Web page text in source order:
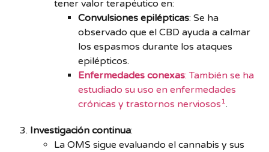
tener valor terapéutico en:
Convulsiones epilépticas: Se ha
observado que el CBD ayuda a calmar
los espasmos durante los ataques
epilépticos.
Enfermedades conexas: También se ha
estudiado su uso en enfermedades
crónicas y trastornos nerviosos 1.
Investigación continua:
La OMS sigue evaluando el cannabis y sus